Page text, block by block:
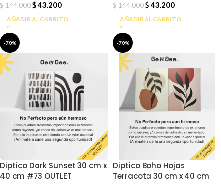
$144.000$43.200
AÑADIR AL CARRITO
$144.000$43.200
AÑADIR AL CARRITO
-70%
Diptico Dark Sunset 30 cm x
40 cm #73 OUTLET
-70%
Diptico Boho Hojas
Terracota 30 cm x 40 cm